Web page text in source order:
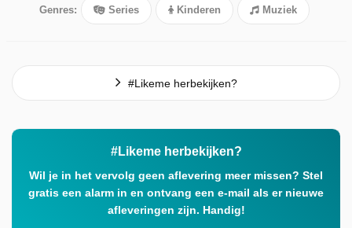
Genres: Series Kinderen Muziek
#Likeme herbekijken?
#Likeme herbekijken?
Wil je in het vervolg geen aflevering meer missen? Stel
gratis een alarm in en ontvang een e-mail als er nieuwe
afleveringen zijn. Handig!